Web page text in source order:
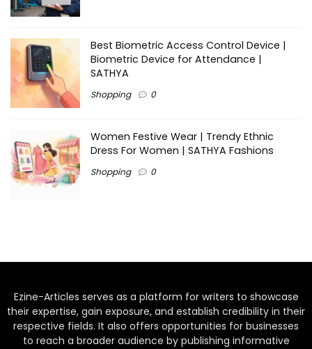
Best Biometric Access Control Device |
Biometric Device for Attendance |
SATHYA
Shopping 0
Women Festive Wear | Trendy Ethnic
Dress For Women | SATHYA Fashions
Shopping 0
Ezine-Articles serves as a platform for writers to showcase
their expertise, gain exposure, and establish credibility in their
respective fields. It also offers opportunities for businesses
to reach a broader audience by publishing informative